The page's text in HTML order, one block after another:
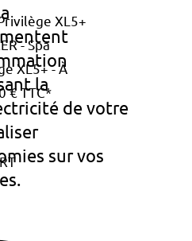
- Spa
XL5+ - À
€ TTC*
la
de votre
sur vos